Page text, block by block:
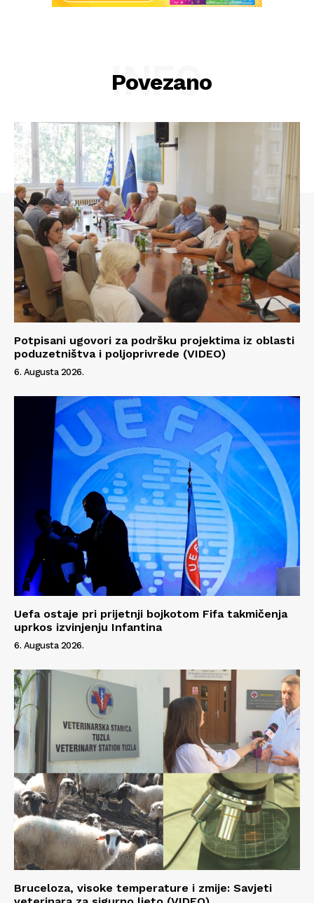
Info
O nama
Kontakt
Povezano
INFO
Potpisani ugovori za podršku projektima iz oblasti
poduzetništva i poljoprivrede (VIDEO)
6. Augusta 2026.
Uefa ostaje pri prijetnji bojkotom Fifa takmičenja
uprkos izvinjenju Infantina
6. Augusta 2026.
Bruceloza, visoke temperature i zmije: Savjeti